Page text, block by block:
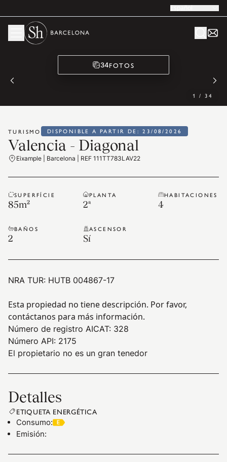
Español
34FOTOS
1 / 34
TURISMO DISPONIBLE A PARTIR DE: 23/08/2026
Valencia - Diagonal
Eixample | Barcelona | REF 111TT783LAV22
SUPERFÍCIE
85m²
PLANTA
2ª
HABITACIONES
4
BAÑOS
2
ASCENSOR
Sí
NRA TUR: HUTB 004867-17
Esta propiedad no tiene descripción. Por favor,
contáctanos para más información.
Número de registro AICAT: 328
Número API: 2175
El propietario no es un gran tenedor
Detalles
ETIQUETA ENERGÉTICA
Consumo:
Emisión: